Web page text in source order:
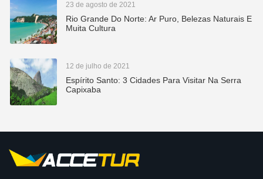
23 de agosto de 2021
Rio Grande Do Norte: Ar Puro, Belezas Naturais E
Muita Cultura
12 de julho de 2021
Espírito Santo: 3 Cidades Para Visitar Na Serra
Capixaba